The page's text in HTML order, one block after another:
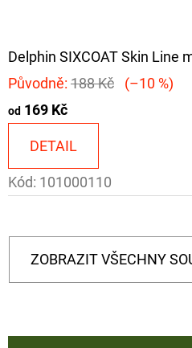
Delphin SIXCOAT Skin Line
Původně: 188 Kč (–10 %)
od 169 Kč
DETAIL
Kód: 101000110
ZOBRAZIT VŠECHNY